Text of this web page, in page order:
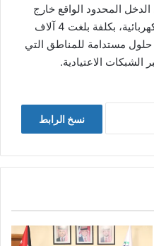
المحدود الواقع خارج
حدود التنظيم والبعيد عن الشبكة الكهربائية، بكلفة بلغت 4 آلاف
حلول مستدامة للمناطق التي
الشبكات الاعتيادية.
نسخ الرابط